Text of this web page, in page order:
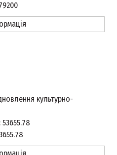
культурно-
53655.78